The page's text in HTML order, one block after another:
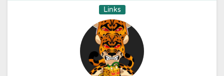
Links